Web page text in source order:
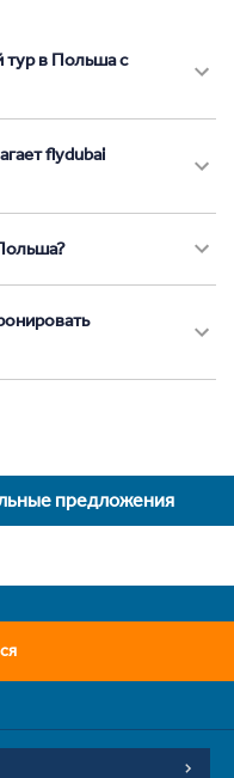
тур в Польша с
flydubai
предложения